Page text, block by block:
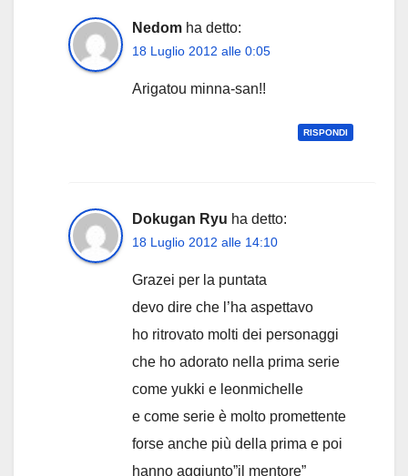
Nedom ha detto:
18 Luglio 2012 alle 0:05
Arigatou minna-san!!
RISPONDI
Dokugan Ryu ha detto:
18 Luglio 2012 alle 14:10
Grazei per la puntata
devo dire che l’ha aspettavo
ho ritrovato molti dei personaggi
che ho adorato nella prima serie
come yukki e leonmichelle
e come serie è molto promettente
forse anche più della prima e poi
hanno aggiunto”il mentore”